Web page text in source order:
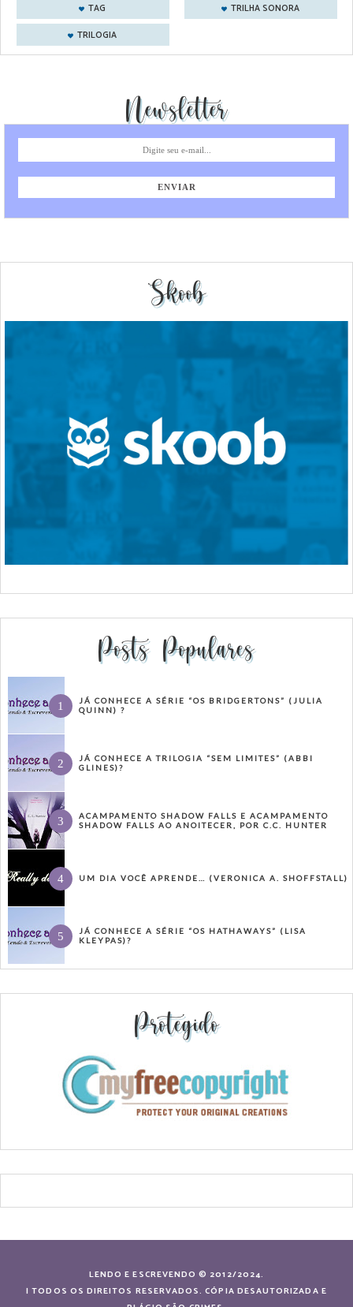
TAG
TRILHA SONORA
TRILOGIA
Newsletter
Skoob
Posts Populares
JÁ CONHECE A SÉRIE “OS BRIDGERTONS” (JULIA
QUINN) ?
JÁ CONHECE A TRILOGIA “SEM LIMITES” (ABBI
GLINES)?
ACAMPAMENTO SHADOW FALLS E ACAMPAMENTO
SHADOW FALLS AO ANOITECER, POR C.C. HUNTER
UM DIA VOCÊ APRENDE… (VERONICA A. SHOFFSTALL)
JÁ CONHECE A SÉRIE “OS HATHAWAYS” (LISA
KLEYPAS)?
Protegido
LENDO E ESCREVENDO © 2012/2024.
| TODOS OS DIREITOS RESERVADOS. CÓPIA DESAUTORIZADA E